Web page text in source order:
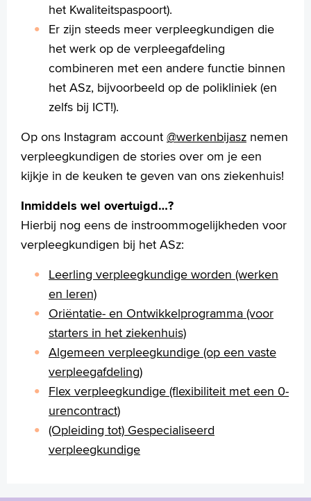
het Kwaliteitspaspoort).
Er zijn steeds meer verpleegkundigen die
het werk op de verpleegafdeling
combineren met een andere functie binnen
het ASz, bijvoorbeeld op de polikliniek (en
zelfs bij ICT!).
Op ons Instagram account @werkenbijasz nemen
verpleegkundigen de stories over om je een
kijkje in de keuken te geven van ons ziekenhuis!
Inmiddels wel overtuigd…?
Hierbij nog eens de instroommogelijkheden voor
verpleegkundigen bij het ASz:
Leerling verpleegkundige worden (werken
en leren)
Oriëntatie- en Ontwikkelprogramma (voor
starters in het ziekenhuis)
Algemeen verpleegkundige (op een vaste
verpleegafdeling)
Flex verpleegkundige (flexibiliteit met een 0-
urencontract)
(Opleiding tot) Gespecialiseerd
verpleegkundige